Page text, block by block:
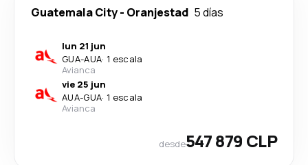
Guatemala City- Oranjestad 5 días
lun 21 jun
GUA-AUA· 1 escala
Avianca
vie 25 jun
AUA-GUA· 1 escala
Avianca
desde547 879 CLP